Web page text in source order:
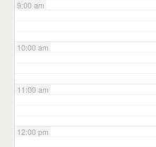
9:00 am
10:00 am
11:00 am
12:00 pm